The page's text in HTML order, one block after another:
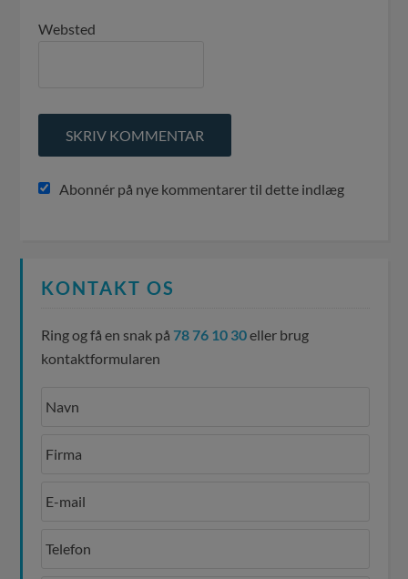
Websted
Abonnér på nye kommentarer til dette indlæg
KONTAKT OS
Ring og få en snak på78 76 10 30eller brug
kontaktformularen